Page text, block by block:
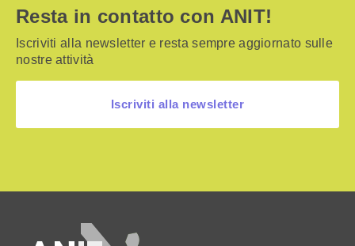
Resta in contatto con ANIT!
Iscriviti alla newsletter e resta sempre aggiornato sulle
nostre attività
Iscriviti alla newsletter